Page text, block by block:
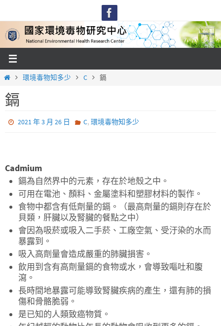
content
Home環境毒物知多少 C 鎘
鎘
2021 年 3 月 26 日 C, 環境毒物知多少
Cadmium
鎘為自然界中的元素，存在於地殼之中。
可用在電池、顏料、金屬塗料和塑膠材料的製作。
食物中都含有低劑量的鎘。（最高劑量的鎘則存在於
貝類，肝臟以及腎臟的餐點之中）
會因為吸菸或吸入二手菸、工廠空氣、受汙染的水而
暴露到。
吸入高劑量會造成嚴重的肺臟損害。
飲用到含有高劑量鎘的食物或水，會導致嘔吐和腹
瀉。
長時間地暴露可能導致腎臟疾病的產生，還有肺的損
傷和骨骼脆弱。
是已知的人類致癌物質。